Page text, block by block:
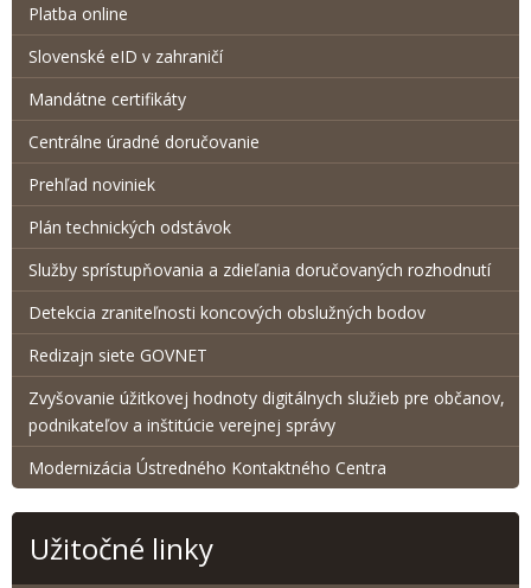
Platba online
Slovenské eID v zahraničí
Mandátne certifikáty
Centrálne úradné doručovanie
Prehľad noviniek
Plán technických odstávok
Služby sprístupňovania a zdieľania doručovaných rozhodnutí
Detekcia zraniteľnosti koncových obslužných bodov
Redizajn siete GOVNET
Zvyšovanie úžitkovej hodnoty digitálnych služieb pre občanov,
podnikateľov a inštitúcie verejnej správy
Modernizácia Ústredného Kontaktného Centra
Užitočné linky